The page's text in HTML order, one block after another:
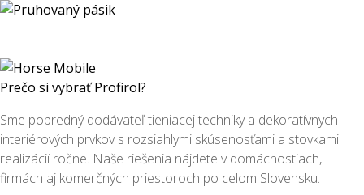
Prečo si vybrať Profirol?
Sme popredný dodávateľ tieniacej techniky a dekoratívnych
interiérových prvkov s rozsiahlymi skúsenosťami a stovkami
realizácií ročne. Naše riešenia nájdete v domácnostiach,
firmách aj komerčných priestoroch po celom Slovensku.